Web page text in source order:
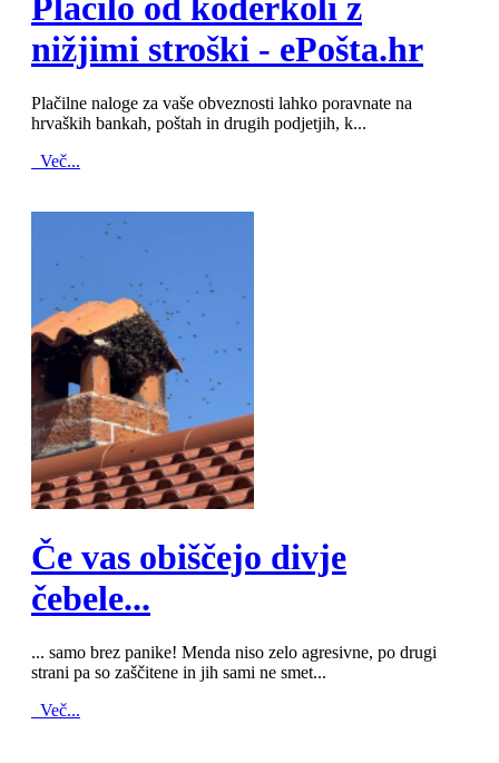
nižjimi stroški - ePošta.hr
Plačilne naloge za vaše obveznosti lahko poravnate na
hrvaških bankah, poštah in drugih podjetjih, k...
Več...
Če vas obiščejo divje
čebele...
... samo brez panike! Menda niso zelo agresivne, po drugi
strani pa so zaščitene in jih sami ne smet...
Več...